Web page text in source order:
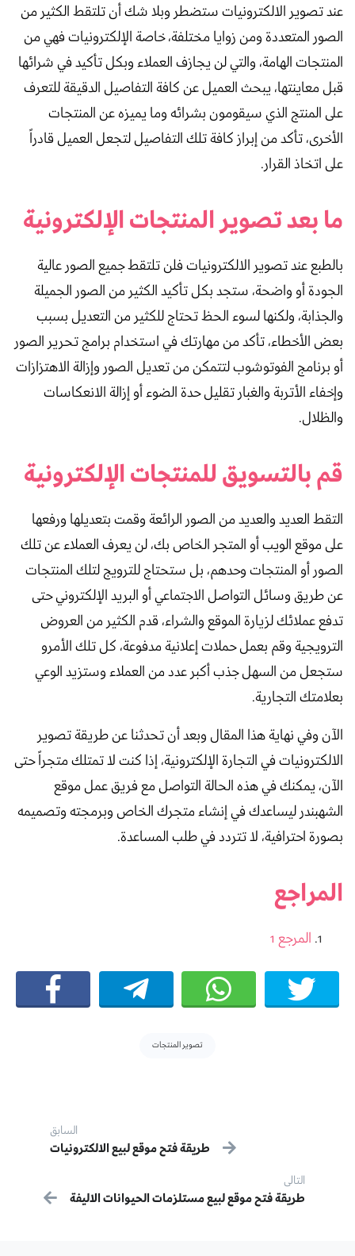
عند تصوير الالكترونيات ستضطر وبلا شك أن تلتقط الكثير من
الصور المتعددة ومن زوايا مختلفة، خاصة الإلكترونيات فهي من
المنتجات الهامة، والتي لن يجازف العملاء وبكل تأكيد في شرائها
قبل معاينتها، يبحث العميل عن كافة التفاصيل الدقيقة للتعرف
على المنتج الذي سيقومون بشرائه وما يميزه عن المنتجات
الأخرى، تأكد من إبراز كافة تلك التفاصيل لتجعل العميل قادراً
على اتخاذ القرار.
ما بعد تصوير المنتجات الإلكترونية
بالطبع عند تصوير الالكترونيات فلن تلتقط جميع الصور عالية
الجودة أو واضحة، ستجد بكل تأكيد الكثير من الصور الجميلة
والجذابة، ولكنها لسوء الحظ تحتاج للكثير من التعديل بسبب
بعض الأخطاء، تأكد من مهارتك في استخدام برامج تحرير الصور
أو برنامج الفوتوشوب لتتمكن من تعديل الصور وإزالة الاهتزازات
وإخفاء الأتربة والغبار تقليل حدة الضوء أو إزالة الانعكاسات
والظلال.
قم بالتسويق للمنتجات الإلكترونية
التقط العديد والعديد من الصور الرائعة وقمت بتعديلها ورفعها
على موقع الويب أو المتجر الخاص بك، لن يعرف العملاء عن تلك
الصور أو المنتجات وحدهم، بل ستحتاج للترويج لتلك المنتجات
عن طريق وسائل التواصل الاجتماعي أو البريد الإلكتروني حتى
تدفع عملائك لزيارة الموقع والشراء، قدم الكثير من العروض
الترويجية وقم بعمل حملات إعلانية مدفوعة، كل تلك الأمرو
ستجعل من السهل جذب أكبر عدد من العملاء وستزيد الوعي
بعلامتك التجارية.
الآن وفي نهاية هذا المقال وبعد أن تحدثنا عن طريقة تصوير
الالكترونيات في التجارة الإلكترونية، إذا كنت لا تمتلك متجراً حتى
الآن، يمكنك في هذه الحالة التواصل مع فريق عمل موقع
الشهبندر ليساعدك في إنشاء متجرك الخاص وبرمجته وتصميمه
بصورة احترافية، لا تتردد في طلب المساعدة.
المراجع
المرجع 1
تصوير المنتجات
Post navigation السابق
سابق:طريقة فتح موقع لبيع الالكترونيات
التالى
التالى:
طريقة فتح موقع لبيع مستلزمات الحيوانات الاليفة